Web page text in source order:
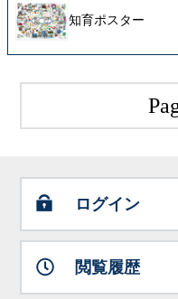
知育ポスター
ログイン
閲覧履歴